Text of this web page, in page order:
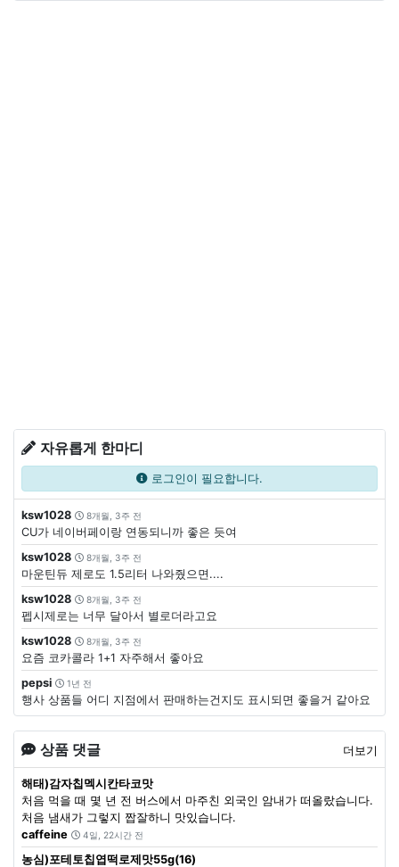
자유롭게 한마디
로그인이 필요합니다.
ksw1028 8개월, 3주 전
CU가 네이버페이랑 연동되니까 좋은 듯여
ksw1028
8개월, 3주 전
마운틴듀 제로도 1.5리터 나와줬으면....
ksw1028
8개월, 3주 전
펩시제로는 너무 달아서 별로더라고요
ksw1028
8개월, 3주 전
요즘 코카콜라 1+1 자주해서 좋아요
pepsi
1년 전
행사 상품들 어디 지점에서 판매하는건지도 표시되면 좋을거 같아요
상품 댓글 더보기
해태)감자칩멕시칸타코맛
처음 먹을 때 몇 년 전 버스에서 마주친 외국인 암내가 떠올랐습니다.
처음 냄새가 그렇지 짭잘하니 맛있습니다.
caffeine
4일, 22시간 전
농심)포테토칩엽떡로제맛55g(16)